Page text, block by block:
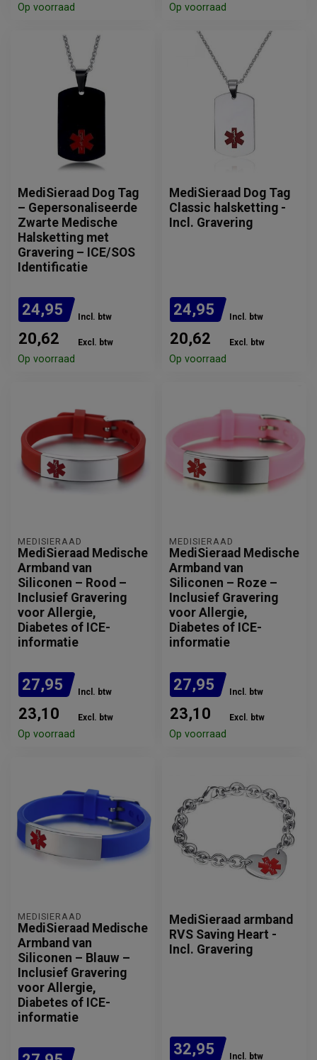
Op voorraad Op voorraad
MediSieraad Dog Tag
– Gepersonaliseerde
Zwarte Medische
Halsketting met
Gravering – ICE/SOS
Identificatie
24,95 Incl. btw
20,62 Excl. btw
Op voorraad
MediSieraad Dog Tag
Classic halsketting -
Incl. Gravering
24,95 Incl. btw
20,62 Excl. btw
Op voorraad
MEDISIERAAD
MediSieraad Medische
Armband van
Siliconen – Rood –
Inclusief Gravering
voor Allergie,
Diabetes of ICE-
informatie
27,95 Incl. btw
23,10 Excl. btw
Op voorraad
MEDISIERAAD
MediSieraad Medische
Armband van
Siliconen – Roze –
Inclusief Gravering
voor Allergie,
Diabetes of ICE-
informatie
27,95 Incl. btw
23,10 Excl. btw
Op voorraad
MEDISIERAAD
MediSieraad Medische
Armband van
Siliconen – Blauw –
Inclusief Gravering
voor Allergie,
Diabetes of ICE-
informatie
MediSieraad armband
RVS Saving Heart -
Incl. Gravering
32,95 Incl. btw